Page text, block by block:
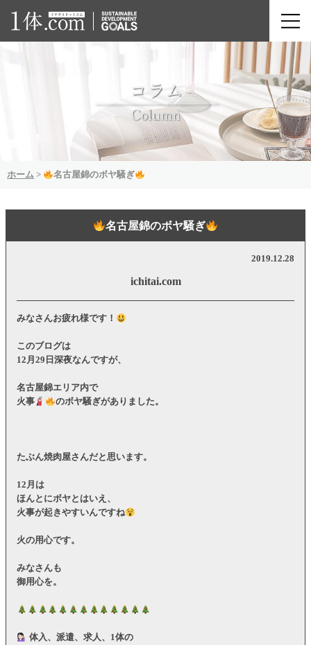
ホーム > 名古屋錦のボヤ騒ぎ
名古屋錦のボヤ騒ぎ
2019.12.28
ichitai.com
みなさんお疲れ様です！
このブログは
12月29日深夜なんですが、
名古屋錦エリア内で
火事
のボヤ騒ぎがありました。
たぶん焼肉屋さんだと思います。
12月は
ほんとにボヤとはいえ、
火事が起きやすいんですね
火の用心です。
みなさんも
御用心を。
体入、派遣、求人、1体の